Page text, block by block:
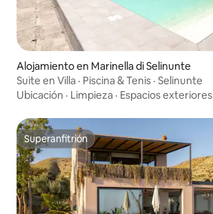
Alojamiento en Marinella di Selinunte
Suite en Villa · Piscina & Tenis · Selinunte
Ubicación · Limpieza · Espacios exteriores
Superanfitrión
Superanfitrión